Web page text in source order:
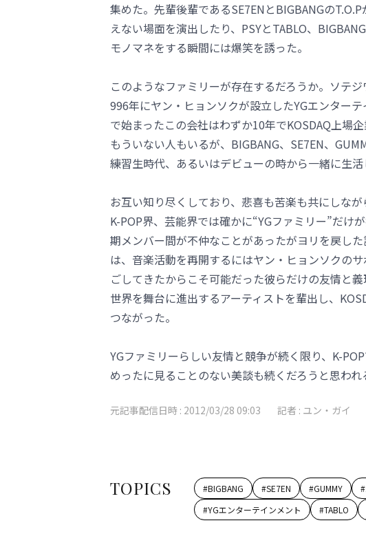
集めた。先輩後輩であるSE7ENとBIGBANGの
えない場面を演出したり、PSYとTABLO、
モノマネをする瞬間には爆笑を誘った。
このようなファミリーが存在するだろうか。ソテ
996年にヤン・ヒョンソクが設立したYGエンター
で始まったこの会社はわずか10年でKOSDAQ上場
もういない人もいるが、BIGBANG、SE7EN、
練習生時代、あるいはデビューの時から一緒に生活
お互い知り尽くしており、悲喜も苦楽も共にしな
K-POP界、芸能界では確かに“YGファミリー”だけ
期メンバー間が不仲なことがあったがヨリを戻し
は、音楽活動を再開するにはヤン・ヒョンソクの
ごしてきたからこそ可能だった彼らだけの友情と
世界を舞台に進出するアーティストを輩出し、
つながった。
YGファミリーらしい友情と競争が続く限り、K-
めったに見ることのない美談も続くだろうと思われ
元記事配信日時 : 2012/03/28 09:03 記者 : ユン・ガイ
TOPICS #BIGBANG #SE7EN #GUMMY #
#YGエンターテインメント #TABLO